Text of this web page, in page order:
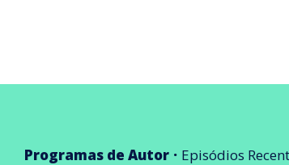
Programas de Autor Episódios